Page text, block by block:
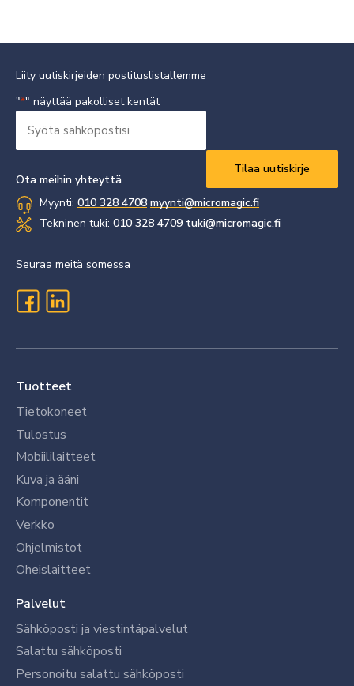
Liity uutiskirjeiden postituslistallemme
"*" näyttää pakolliset kentät
sähköpostisi
Ota meihin yhteyttä
Myynti: 010 328 4708 myynti@micromagic.fi
Tekninen tuki: 010 328 4709 tuki@micromagic.fi
Seuraa meitä somessa
Tuotteet
Tietokoneet
Tulostus
Mobiililaitteet
Kuva ja ääni
Komponentit
Verkko
Ohjelmistot
Oheislaitteet
Palvelut
Sähköposti ja viestintäpalvelut
Salattu sähköposti
Personoitu salattu sähköposti